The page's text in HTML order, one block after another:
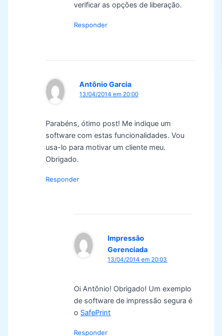
verificar as opções de liberação.
Responder
Antônio Garcia
13/04/2014 em 20:00
Parabéns, ótimo post! Me indique um
software com estas funcionalidades. Vou
usa-lo para motivar um cliente meu.
Obrigado.
Responder
Impressão
Gerenciada
13/04/2014 em 20:03
Oi Antônio! Obrigado! Um exemplo
de software de impressão segura é
o SafePrint
Responder